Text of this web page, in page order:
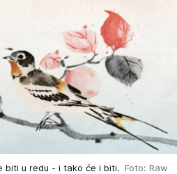
biti u redu - i tako će i biti. Foto: Raw